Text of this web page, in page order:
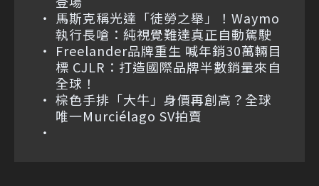
馬斯克稱光達「徒勞之舉」！Waymo
執行長嗆：純視覺難達真正自動駕駛
Freelander品牌重生 喊年銷30萬輛目
標 CJLR：打造國際品牌半數銷量來自
全球！
棕色手排「大牛」身價再創高？全球
唯一Murciélago SV拍賣